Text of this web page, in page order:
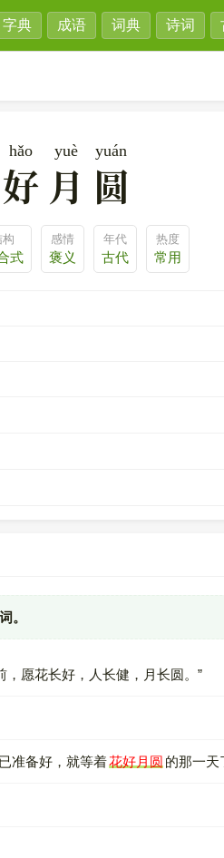
字典 成语 词典 诗词
hǎo yuè yuán
月圆
构
式
感情
褒义
年代
古代
热度
常用
。
愿花长好，人长健，月长圆。”
准备好，就等着花好月圆 的那一天